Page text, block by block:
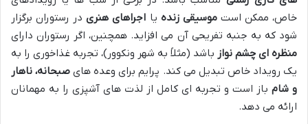
خاص، ممکن استموسیقی زنده یا اجراهای هنریدر رستوران برگزار
شود که به جنبه تفریحی آن می افزاید. همچنین، اگر رستوران دارای
منظره ای چشم نواز باشد (مثلاً به شهر ونکوور)، تجربه غذاخوری را به
یک رویداد خاص تبدیل می کند. پرایم برای وعده های صبحانه، ناهار
و شام باز است و تجربه ای کامل از لذت های آشپزی را به مهمانان
ارائه می دهد.